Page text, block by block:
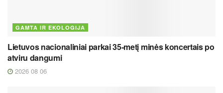
GAMTA IR EKOLOGIJA
Lietuvos nacionaliniai parkai 35-metį minės koncertais po
atviru dangumi
2026 08 06